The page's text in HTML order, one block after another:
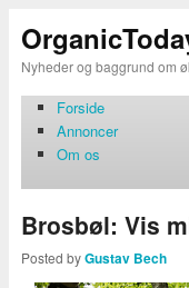
Nyheder og baggrund om
Forside
Annoncer
Om os
Brosbøl: Vis
Posted byGustav Bech